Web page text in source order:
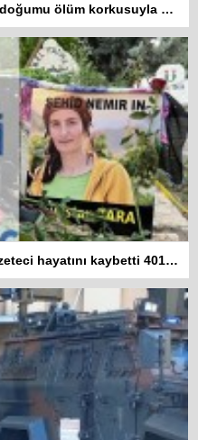
Afganistan’da hamile kadınlar doğumu ölüm korkusuyla bekliyor
DFG Ağustas Ayı Raporu: 2 gazeteci hayatını kaybetti 401 habere erişim engeli getirildi